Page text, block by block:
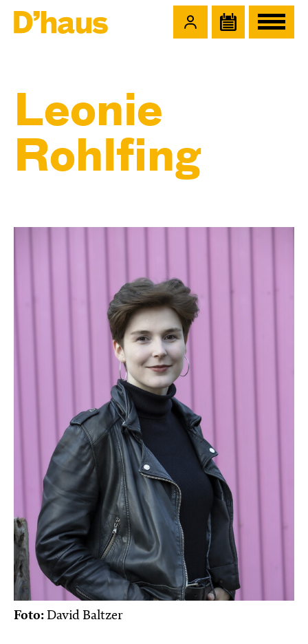
Leonie
Rohlfing
Foto: David Baltzer